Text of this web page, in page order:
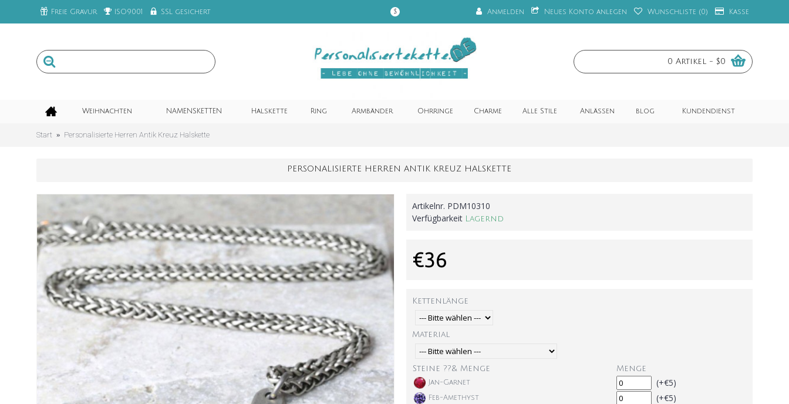
Freie Gravur ISO9001 SSL gesichert $ Anmelden Neues Konto anlegen Wunschliste (0) Kasse
0 Artikel - $0
Weihnachten NAMENSKETTEN Halskette Ring Armbänder Ohrringe Charme Alle Stile Anlässen blog Kundendienst
Start Personalisierte Herren Antik Kreuz Halskette
PERSONALISIERTE HERREN ANTIK KREUZ HALSKETTE
Artikelnr. PDM10310
Verfügbarkeit Lagernd
€36
Kettenlänge
Material
Steine ??& Menge Menge
Jan-Garnet (+€5)
Feb-Amethyst (+€5)